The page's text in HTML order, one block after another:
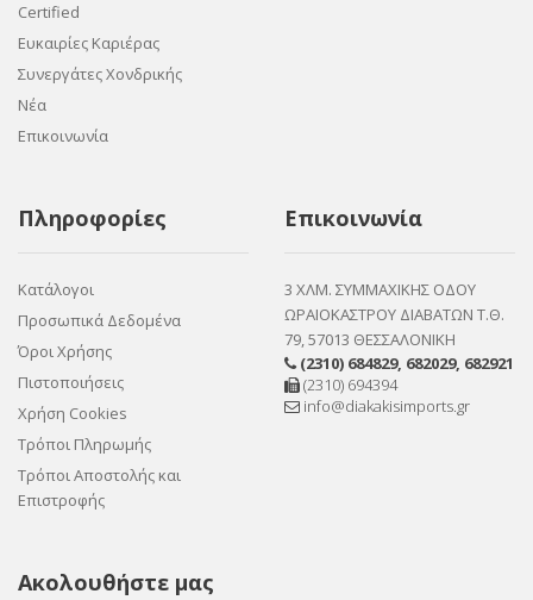
Certified
Ευκαιρίες Καριέρας
Συνεργάτες Χονδρικής
Νέα
Επικοινωνία
Πληροφορίες
Κατάλογοι
Προσωπικά Δεδομένα
Όροι Χρήσης
Πιστοποιήσεις
Χρήση Cookies
Τρόποι Πληρωμής
Τρόποι Αποστολής και
Επιστροφής
Επικοινωνία
3 ΧΛΜ. ΣΥΜΜΑΧΙΚΗΣ ΟΔΟΥ
ΩΡΑΙΟΚΑΣΤΡΟΥ ΔΙΑΒΑΤΩΝ Τ.Θ.
79, 57013 ΘΕΣΣΑΛΟΝΙΚΗ
(2310) 684829, 682029, 682921
(2310) 694394
info@diakakisimports.gr
Ακολουθήστε μας